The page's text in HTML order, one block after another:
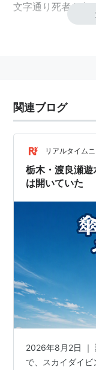
文字通り死者を出
関連ブログ
リアルタイム
栃木・渡良瀬
は開いていた
2026年8月2日 ｜
で、スカイダイ